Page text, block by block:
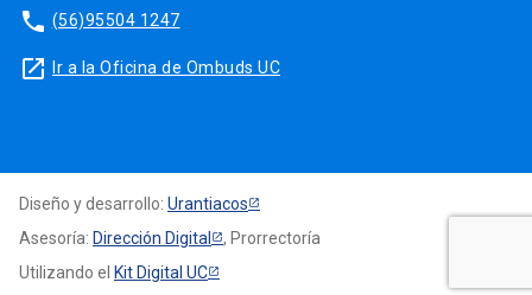
phone (56)95504 1247
launch Ir a la Oficina de Ombuds UC
Diseño y desarrollo: Urantiacos
Asesoría: Dirección Digital
, Prorrectoría
Utilizando el Kit Digital UC